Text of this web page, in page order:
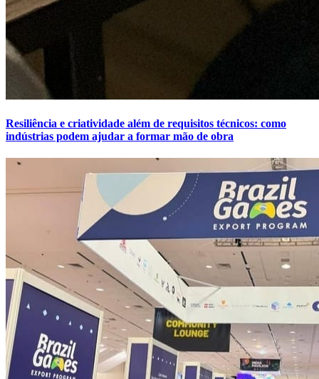
Resiliência e criatividade além de requisitos técnicos: como
indústrias podem ajudar a formar mão de obra